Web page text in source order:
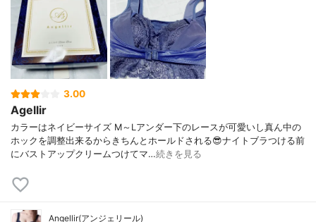
3.00
Agellir
カラーはネイビーサイズ M～Lアンダー下のレースが可愛いし真ん中の
ホックを調整出来るからきちんとホールドされる😎ナイトブラつける前
にバストアップクリームつけてマ…続きを見る
Angellir(アンジェリール)